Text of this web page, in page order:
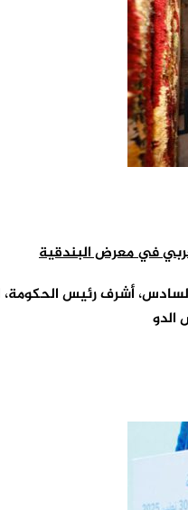
في معرض البندقية
أشرف رئيس الحكومة،